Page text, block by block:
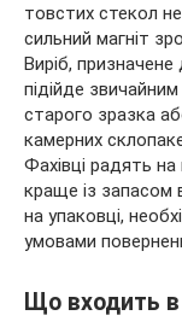
товстих стекол
сильний магніт
Виріб,
підійде
старого зразка
камерних
Фахівці радять
краще із запасом
на упаковці,
умовами
Що входить